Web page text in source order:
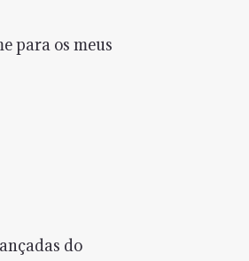
para os meus
do